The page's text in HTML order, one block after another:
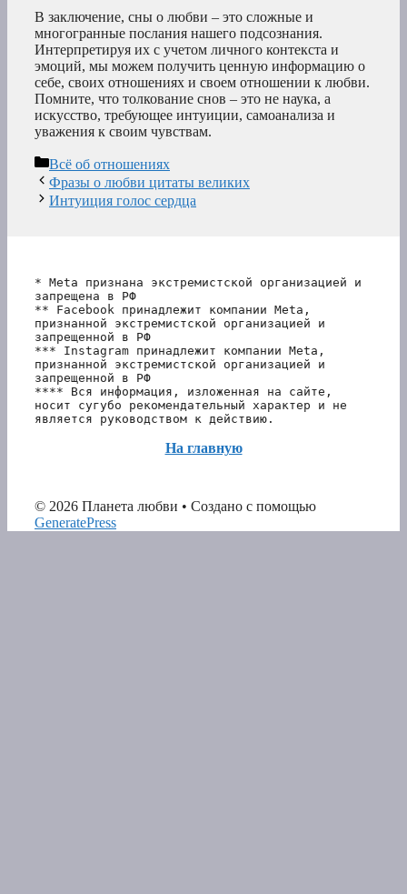
В заключение, сны о любви – это сложные и
многогранные послания нашего подсознания.
Интерпретируя их с учетом личного контекста и
эмоций, мы можем получить ценную информацию о
себе, своих отношениях и своем отношении к любви.
Помните, что толкование снов – это не наука, а
искусство, требующее интуиции, самоанализа и
уважения к своим чувствам.
Рубрики
Всё об отношениях
Фразы о любви цитаты великих
Интуиция голос сердца
* Meta признана экстремистской организацией и
запрещена в РФ
** Facebook принадлежит компании Meta,
признанной экстремистской организацией и
запрещенной в РФ
*** Instagram принадлежит компании Meta,
признанной экстремистской организацией и
запрещенной в РФ
**** Вся информация, изложенная на сайте,
носит сугубо рекомендательный характер и не
является руководством к действию.
На главную
© 2026 Планета любви • Создано с помощью
GeneratePress